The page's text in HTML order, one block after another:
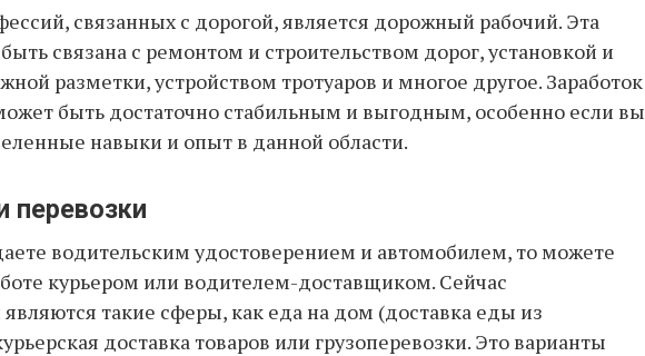
связанных с дорогой, является дорожный рабочий. Эта
связана с ремонтом и строительством дорог, установкой и
разметки, устройством тротуаров и многое другое. Заработок
быть достаточно стабильным и выгодным, особенно если вы
навыки и опыт в данной области.
перевозки
водительским удостоверением и автомобилем, то можете
курьером или водителем-доставщиком. Сейчас
такие сферы, как еда на дом (доставка еды из
доставка товаров или грузоперевозки. Это варианты